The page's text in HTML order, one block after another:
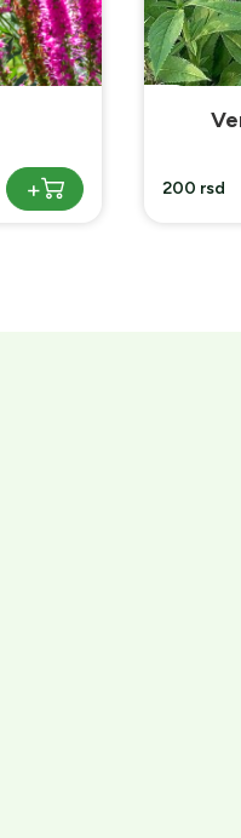
+ 225 rsd